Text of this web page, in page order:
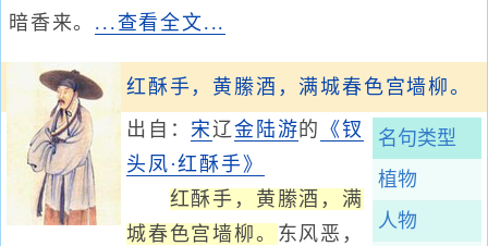
暗香来。 ...查看全文...
红酥手，黄縢酒，满城春色宫墙柳。
名句类型
植物
人物
出自：宋辽金 陆游的 《钗
头凤·红酥手》
红酥手，黄縢酒，满
城春色宫墙柳。 东风恶，